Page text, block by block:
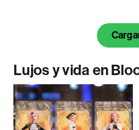
Lujos y vida en